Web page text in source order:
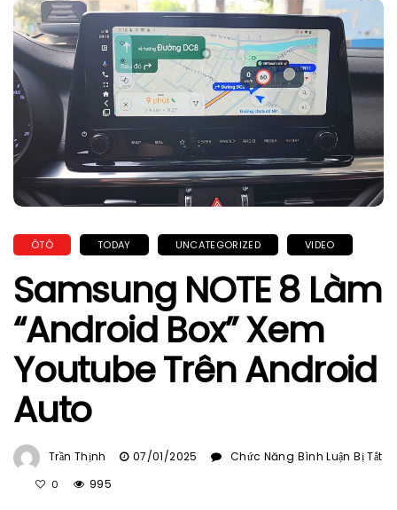
ÔTÔ TODAY UNCATEGORIZED VIDEO
Samsung NOTE 8 Làm
“Android Box” Xem
Youtube Trên Android
Auto
Trần Thịnh 07/01/2025
Chức Năng Bình Luận Bị Tắt
0 995